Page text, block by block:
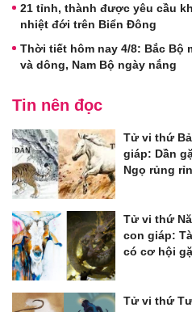
21 tỉnh, thành được yêu cầu
nhiệt đới trên Biển Đông
Thời tiết hôm nay 4/8: Bắc Bộ
và dông, Nam Bộ ngày nắng
Tin nên đọc
Tử vi thứ
giáp: Dần
Ngọ rủng
Tử vi thứ
con giáp:
có cơ hội
Tử vi thứ